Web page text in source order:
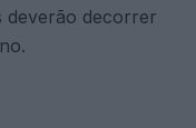
deverão decorrer